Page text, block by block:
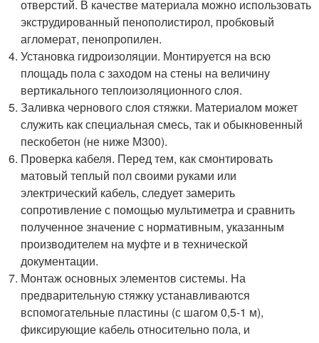
отверстий. В качестве материала можно использовать
экструдированный пенополистирол, пробковый
агломерат, пенопропилен.
Установка гидроизоляции. Монтируется на всю
площадь пола с заходом на стены на величину
вертикального теплоизоляционного слоя.
Заливка чернового слоя стяжки. Материалом может
служить как специальная смесь, так и обыкновенный
пескобетон (не ниже М300).
Проверка кабеля. Перед тем, как смонтировать
матовый теплый пол своими руками или
электрический кабель, следует замерить
сопротивление с помощью мультиметра и сравнить
полученное значение с нормативным, указанным
производителем на муфте и в технической
документации.
Монтаж основных элементов системы. На
предварительную стяжку устанавливаются
вспомогательные пластины (с шагом 0,5-1 м),
фиксирующие кабель относительно пола, и